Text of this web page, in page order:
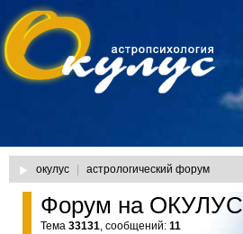
окулус астрологический форум
Форум на ОКУЛУС
Тема 33131, сообщений: 11